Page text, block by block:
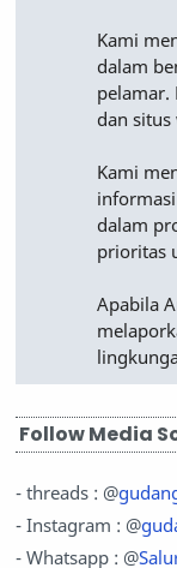
Kami
dalam
pelamar.
dan
Kami
dalam
prioritas
Apabila
Follow Media
- threads : @
- Instagram : @
- Whatsapp : @